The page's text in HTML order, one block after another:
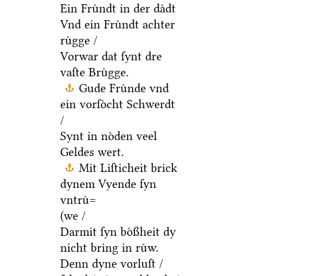
Ein Fruͤndt in der daͤdt
Vnd ein Fruͤndt achter
ruͤgge /
Vorwar dat ſynt dre
vaſte Bruͤgge.
Gude Fruͤnde vnd
ein vorſoͤcht Schwerdt
/
Synt in noͤden veel
Geldes wert.
Mit Liſticheit brick
dynem Vyende ſyn
vntruͤ=
(we /
Darmit ſyn boͤßheit dy
nicht bring in ruͤw.
Denn dyne vorluſt /